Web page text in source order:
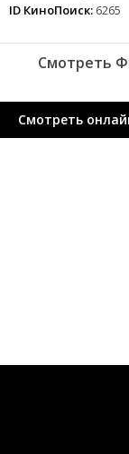
ID КиноПоиск: 6265
Смотреть
Смотреть